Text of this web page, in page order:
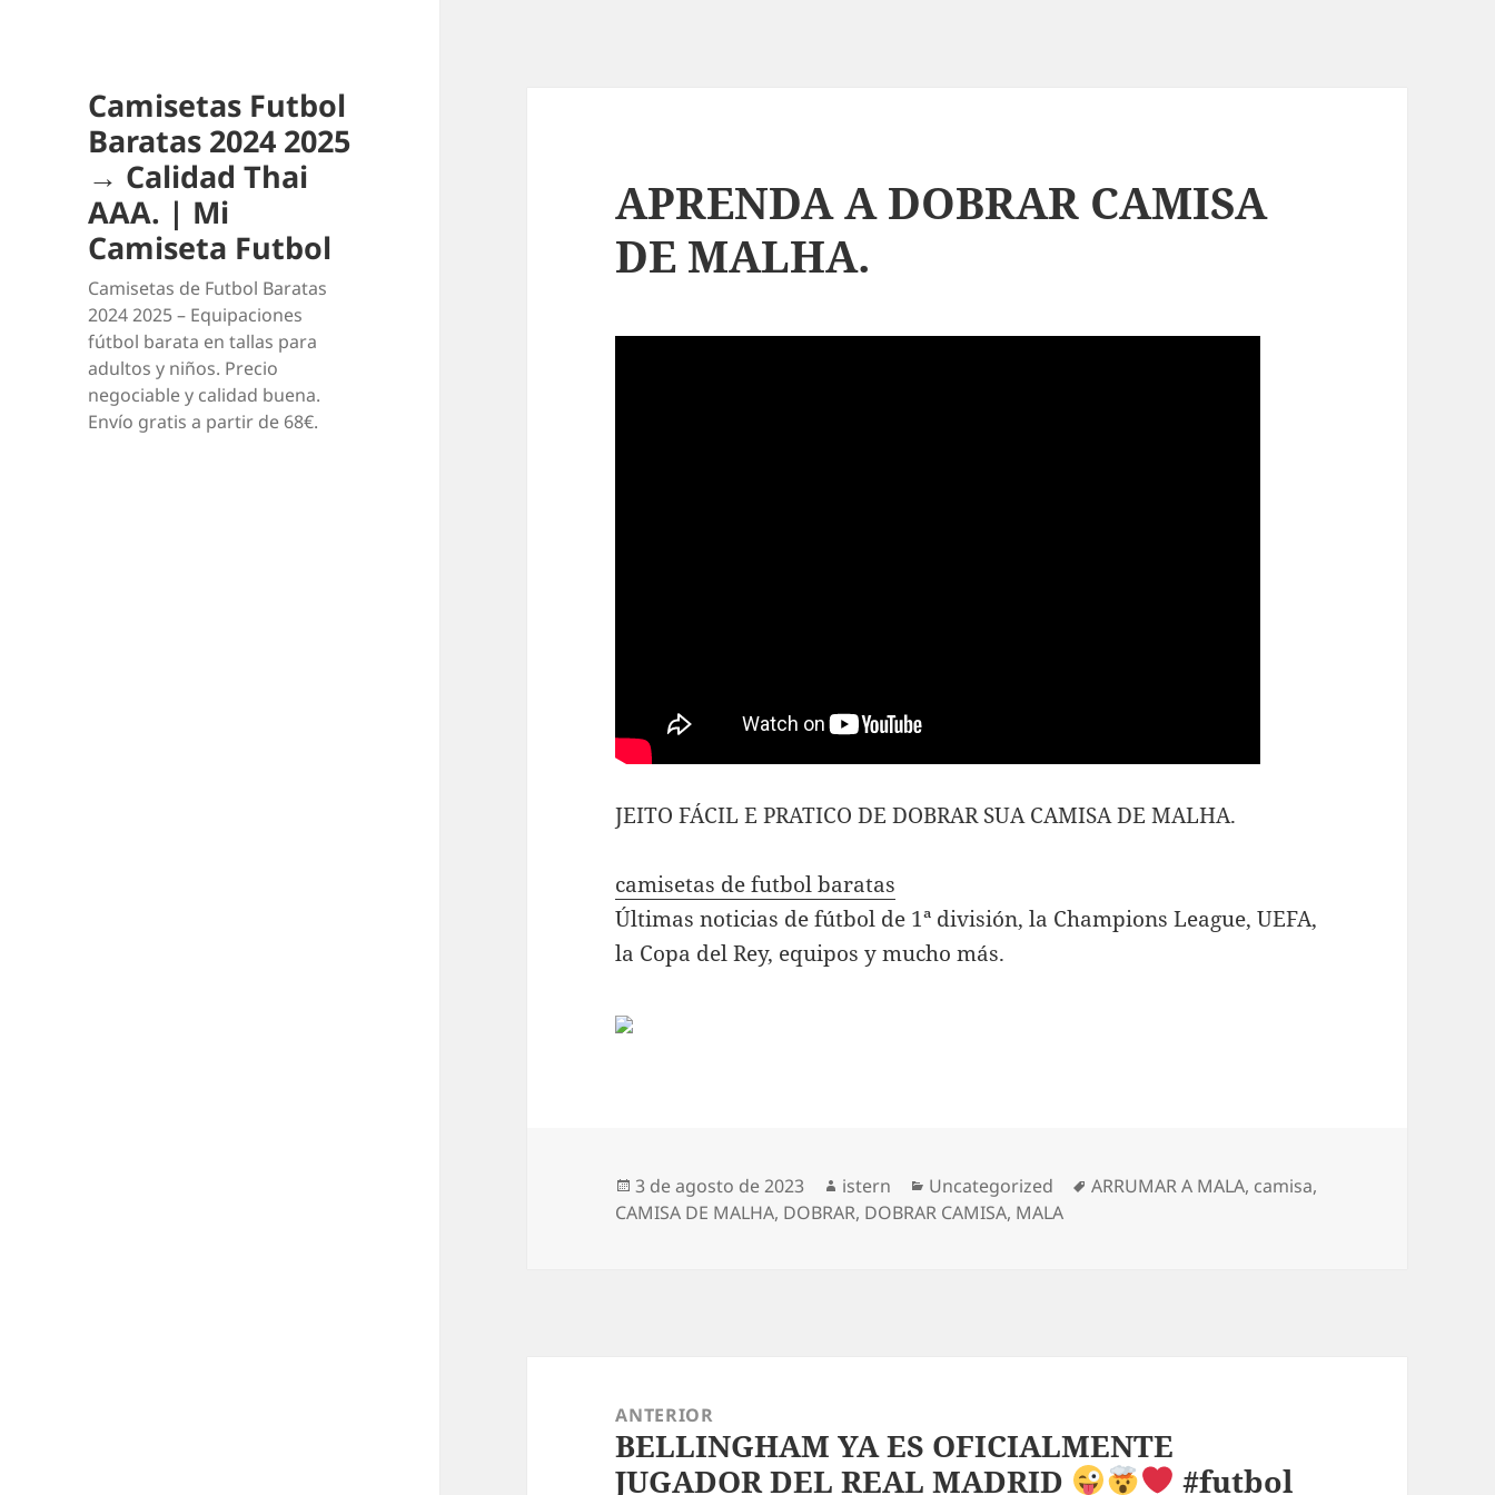
Camisetas Futbol
Baratas 2024 2025
→ Calidad Thai
AAA. | Mi
Camiseta Futbol
Camisetas de Futbol Baratas
2024 2025 – Equipaciones
fútbol barata en tallas para
adultos y niños. Precio
negociable y calidad buena.
Envío gratis a partir de 68€.
APRENDA A DOBRAR CAMISA
DE MALHA.
JEITO FÁCIL E PRATICO DE DOBRAR SUA CAMISA DE MALHA.
camisetas de futbol baratas
Últimas noticias de fútbol de 1ª división, la Champions League, UEFA,
la Copa del Rey, equipos y mucho más.
Publicado
el
3 de agosto de 2023 Autor
istern Categorías
Uncategorized Etiquetas
ARRUMAR A MALA, camisa,
CAMISA DE MALHA, DOBRAR, DOBRAR CAMISA, MALA
entradas
ANTERIOR
Entrada
anterior:
BELLINGHAM YA ES OFICIALMENTE
JUGADOR DEL REAL MADRID
#futbol